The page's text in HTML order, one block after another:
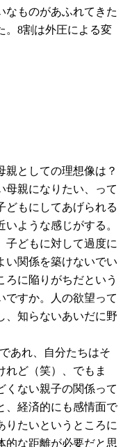
なものがあふれてきた
。8割は外圧による変
親としての理想像は？
母親になりたい、って
どもにしてあげられる
ような感じがする。
子どもに対して過度に
い関係を築けないでい
ろに陥りがちだという
ですか。人の欲望って
、知らないあいだに野
あれ、自分たちはそ
れど（笑）、でもま
くない親子の関係って
、経済的にも感情面で
りたいというところに
的な距離が必要だと思